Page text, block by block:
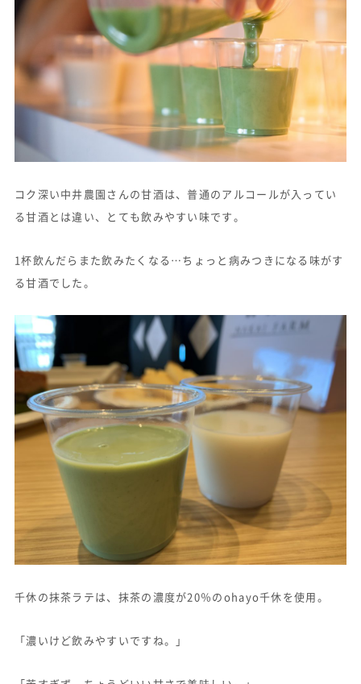
コク深い中井農園さんの甘酒は、普通のアルコールが入ってい
る甘酒とは違い、とても飲みやすい味です。
1杯飲んだらまた飲みたくなる…ちょっと病みつきになる味がす
る甘酒でした。
千休の抹茶ラテは、抹茶の濃度が20％のohayo千休を使用。
「濃いけど飲みやすいですね。」